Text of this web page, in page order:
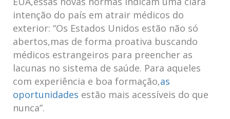
intenção do país em‍ atrair médicos do
exterior: “Os​ Estados Unidos estão não só
abertos,mas de forma proativa ‌buscando
médicos estrangeiros para preencher as
lacunas no sistema de saúde. Para ​aqueles
com experiência e ⁣boa formação,as
oportunidades ‌ estão mais acessíveis do que‍
nunca”.